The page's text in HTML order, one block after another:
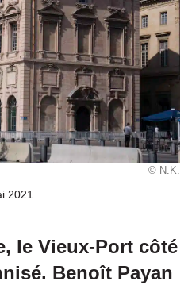
© N.K.
2021
le Vieux-Port côté
Benoît Payan